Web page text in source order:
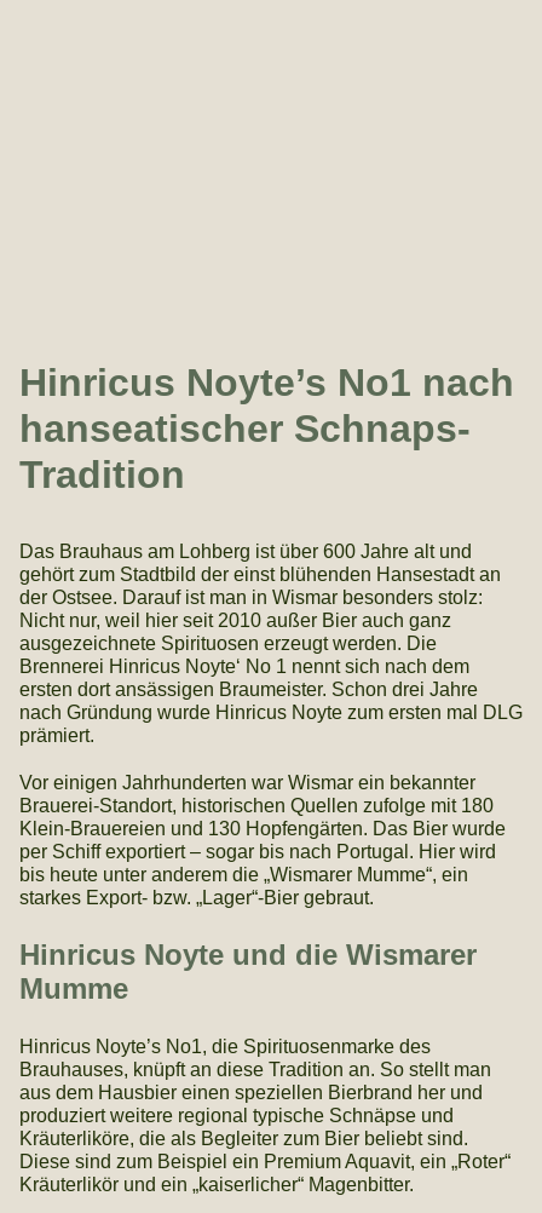
Hinricus Noyte’s No1 nach
hanseatischer Schnaps-
Tradition
Das Brauhaus am Lohberg ist über 600 Jahre alt und
gehört zum Stadtbild der einst blühenden Hansestadt an
der Ostsee. Darauf ist man in Wismar besonders stolz:
Nicht nur, weil hier seit 2010 außer Bier auch ganz
ausgezeichnete Spirituosen erzeugt werden. Die
Brennerei Hinricus Noyte‘ No 1 nennt sich nach dem
ersten dort ansässigen Braumeister. Schon drei Jahre
nach Gründung wurde Hinricus Noyte zum ersten mal DLG
prämiert.
Vor einigen Jahrhunderten war Wismar ein bekannter
Brauerei-Standort, historischen Quellen zufolge mit 180
Klein-Brauereien und 130 Hopfengärten. Das Bier wurde
per Schiff exportiert – sogar bis nach Portugal. Hier wird
bis heute unter anderem die „Wismarer Mumme“, ein
starkes Export- bzw. „Lager“-Bier gebraut.
Hinricus Noyte und die Wismarer
Mumme
Hinricus Noyte’s No1, die Spirituosenmarke des
Brauhauses, knüpft an diese Tradition an. So stellt man
aus dem Hausbier einen speziellen Bierbrand her und
produziert weitere regional typische Schnäpse und
Kräuterliköre, die als Begleiter zum Bier beliebt sind.
Diese sind zum Beispiel ein Premium Aquavit, ein „Roter“
Kräuterlikör und ein „kaiserlicher“ Magenbitter.